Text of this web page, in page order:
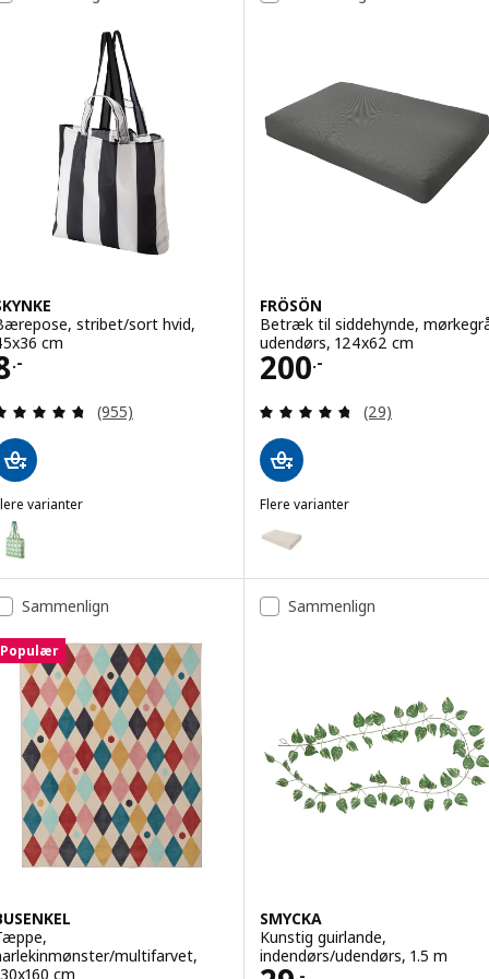
stribet/sort hvid,
cm
.- 8.-
Anmeld: 4.7 ud af 5 Stjerner. Anmeldelser i alt:
(955)
varianter
SKYNKE, Bærepose, lysegul/multifarvet, 45x36 cm
FRÖSÖN
Betræk til siddehynde,
udendørs, 124x62 cm
200.-
Pris 200.-
Anmeld: 4.7 ud
(29)
Flere varianter
Mulighed: FRÖSÖN, Betræk til
Sammenlign
Populær
multifarvet,
cm
Sammenlign
SMYCKA
Kunstig guirlande,
indendørs/udendørs, 1.5 m